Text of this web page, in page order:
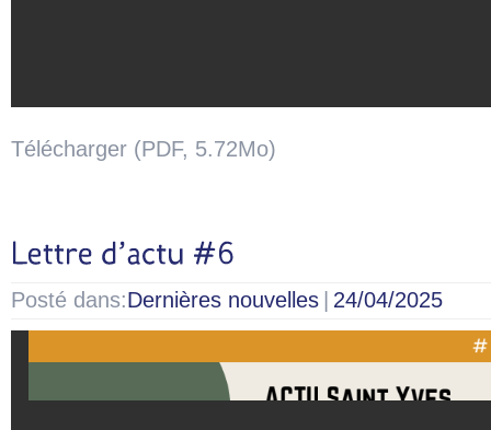
Télécharger (PDF, 5.72Mo)
Posté dans:Dernières nouvelles 24/04/2025